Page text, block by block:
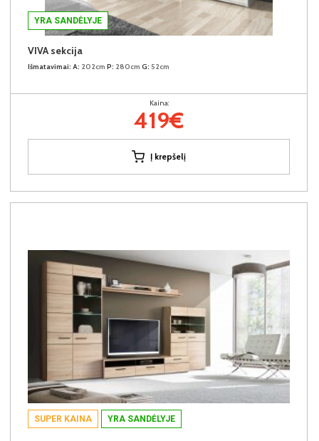
YRA SANDĖLYJE
VIVA sekcija
Išmatavimai: A: 202cm P: 280cm G: 52cm
Kaina:
419€
Į krepšelį
SUPER KAINA YRA SANDĖLYJE